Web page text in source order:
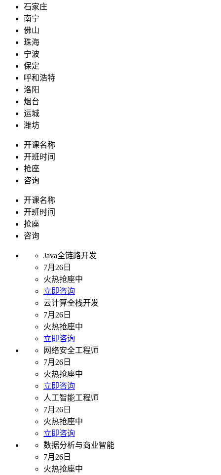
石家庄
南宁
佛山
珠海
宁波
保定
呼和浩特
洛阳
烟台
运城
潍坊
开课名称
开班时间
抢座
咨询
开课名称
开班时间
抢座
咨询
Java全链路开发
7月26日
火热抢座中
立即咨询
云计算全栈开发
7月26日
火热抢座中
立即咨询
网络安全工程师
7月26日
火热抢座中
立即咨询
人工智能工程师
7月26日
火热抢座中
立即咨询
数据分析与商业智能
7月26日
火热抢座中